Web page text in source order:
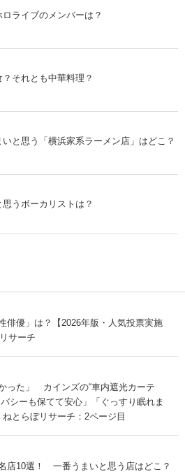
ライブのメンバーは？
それとも中華料理？
と思う「横浜家系ラーメン店」はどこ？
うボーカリストは？
俳優」は？【2026年版・人気投票実施
サーチ
った」 カインズの“車内遮光カーテ
シーも保てて安心」「ぐっすり眠れま
とらぼリサーチ：2ページ目
店10選！ 一番うまいと思う店はどこ？